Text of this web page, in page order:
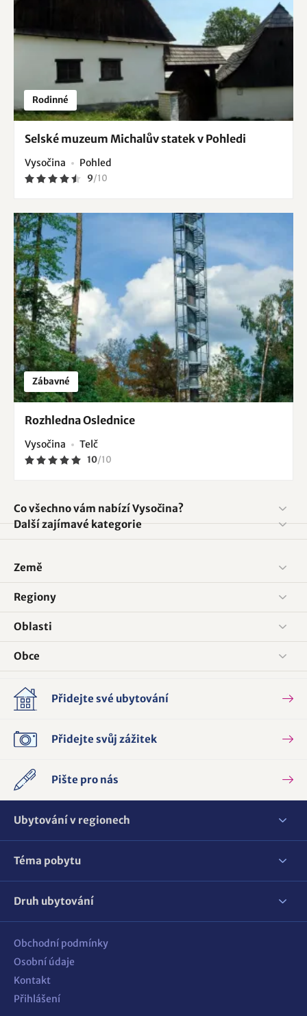
Rodinné
Selské muzeum Michalův statek v Pohledi
Vysočina Pohled
9/10
Zábavné
Rozhledna Oslednice
Vysočina Telč
10/10
Co všechno vám nabízí Vysočina?
Další zajímavé kategorie
Země
Regiony
Oblasti
Obce
Přidejte své ubytování
Přidejte svůj zážitek
Pište pro nás
Ubytování v regionech
Téma pobytu
Druh ubytování
Obchodní podmínky
Osobní údaje
Kontakt
Přihlášení